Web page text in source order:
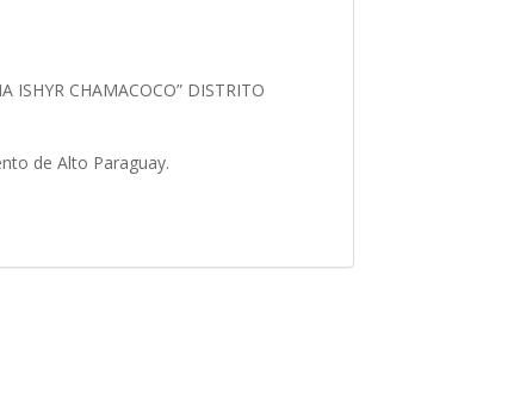
ISHYR CHAMACOCO” DISTRITO
de Alto Paraguay.